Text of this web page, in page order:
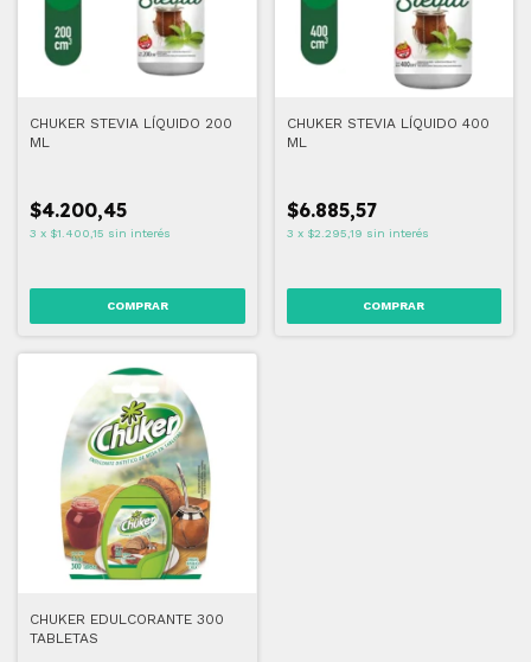
CHUKER STEVIA LÍQUIDO 200
ML
$4.200,45
3 x $1.400,15 sin interés
CHUKER STEVIA LÍQUIDO 400
ML
$6.885,57
3 x $2.295,19 sin interés
CHUKER EDULCORANTE 300
TABLETAS